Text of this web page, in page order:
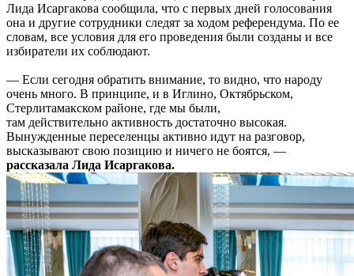
Лида Исаргакова сообщила, что с первых дней голосования
она и другие сотрудники следят за ходом референдума. По ее
словам, все условия для его проведения были созданы и все
избиратели их соблюдают.
— Если сегодня обратить внимание, то видно, что народу
очень много. В принципе, и в Иглино, Октябрьском,
Стерлитамакском районе, где мы были,
там действительно активность достаточно высокая.
Вынужденные переселенцы активно идут на разговор,
высказывают свою позицию и ничего не боятся, —
рассказала Лида Исаргакова.